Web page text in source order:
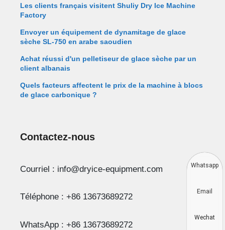
Les clients français visitent Shuliy Dry Ice Machine
Factory
Envoyer un équipement de dynamitage de glace
sèche SL-750 en arabe saoudien
Achat réussi d'un pelletiseur de glace sèche par un
client albanais
Quels facteurs affectent le prix de la machine à blocs
de glace carbonique ?
Contactez-nous
Courriel : info@dryice-equipment.com
Téléphone : +86 13673689272
WhatsApp : +86 13673689272
Whatsapp
Email
Wechat